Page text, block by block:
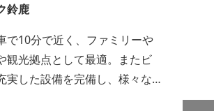
鈴鹿
で10分で近く、ファミリーや
観光拠点として最適。またビ
実した設備を完備し、様々な
ル。1階に和食レストランみ